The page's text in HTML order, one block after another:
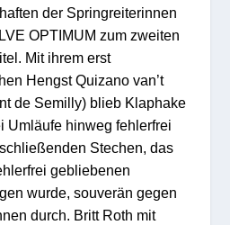
der Springreiterinnen
OPTIMUM zum zweiten
Mit ihrem erst
Hengst Quizano van’t
de Semilly) blieb Klaphake
Umläufe hinweg fehlerfrei
Stechen, das
gebliebenen
wurde, souverän gegen
durch. Britt Roth mit